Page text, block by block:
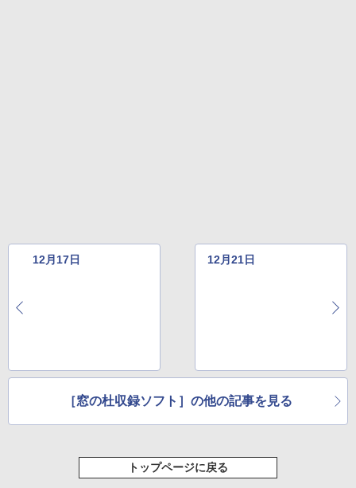
12月17日 12月21日
［窓の杜収録ソフト］の他の記事を見る
トップページに戻る